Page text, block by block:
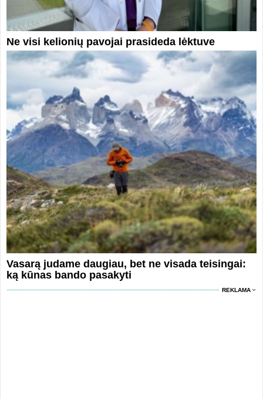
Ne visi kelionių pavojai prasideda lėktuve
Vasarą judame daugiau, bet ne visada teisingai:
ką kūnas bando pasakyti
REKLAMA